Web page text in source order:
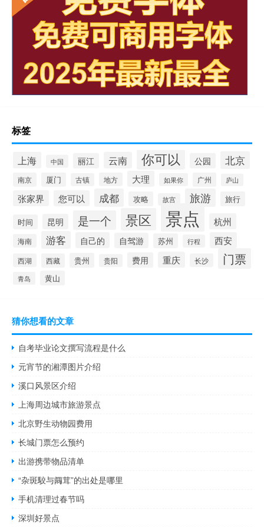
标签
上海 中国 丽江 云南 你可以 公园 北京
南京 厦门 古镇 地方 大理 如果你 广州 庐山
张家界 您可以 成都 攻略 故宫 旅游 旅行
时间 昆明 是一个 景区 景点 杭州
海南 游客 自己的 自驾游 苏州 行程 西安
西湖 西藏 贵州 贵阳 费用 重庆 长沙 门票
青岛 黄山
猜你想看的文章
自考毕业论文撰写流程是什么
元宵节的湘潭图片介绍
溪口风景区介绍
上海周边城市旅游景点
北京野生动物园费用
长城门票怎么预约
出游携带物品清单
“杂斑駮与阘茸”的出处是哪里
手机清理过春节吗
深圳好景点